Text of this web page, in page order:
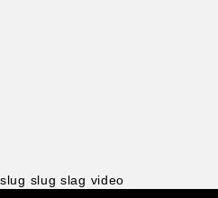
slug slug slag video